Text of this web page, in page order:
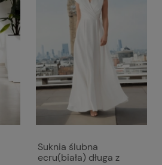
Suknia ślubna
ecru(biała) długa z